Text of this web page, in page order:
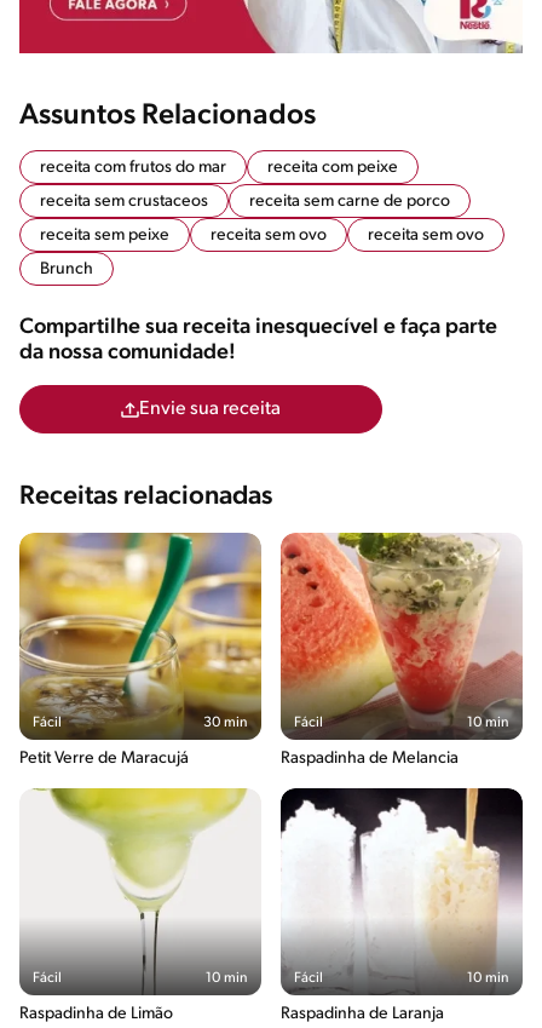
Assuntos Relacionados
receita com frutos do mar
receita com peixe
receita sem crustaceos
receita sem carne de porco
receita sem peixe
receita sem ovo
receita sem ovo
Brunch
Compartilhe sua receita inesquecível e faça parte
da nossa comunidade!
Envie sua receita
Receitas relacionadas
Fácil 30 min
Petit Verre de Maracujá
Fácil 10 min
Raspadinha de Melancia
Fácil 10 min
Raspadinha de Limão
Fácil 10 min
Raspadinha de Laranja